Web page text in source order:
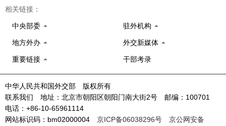
相关链接：
中央部委 驻外机构
地方外办 外交新媒体
重要链接 干部考录
中华人民共和国外交部 版权所有
联系我们 地址：北京市朝阳区朝阳门南大街2号 邮编：100701
电话：+86-10-65961114
网站标识码：bm02000004 京ICP备06038296号 京公网安备